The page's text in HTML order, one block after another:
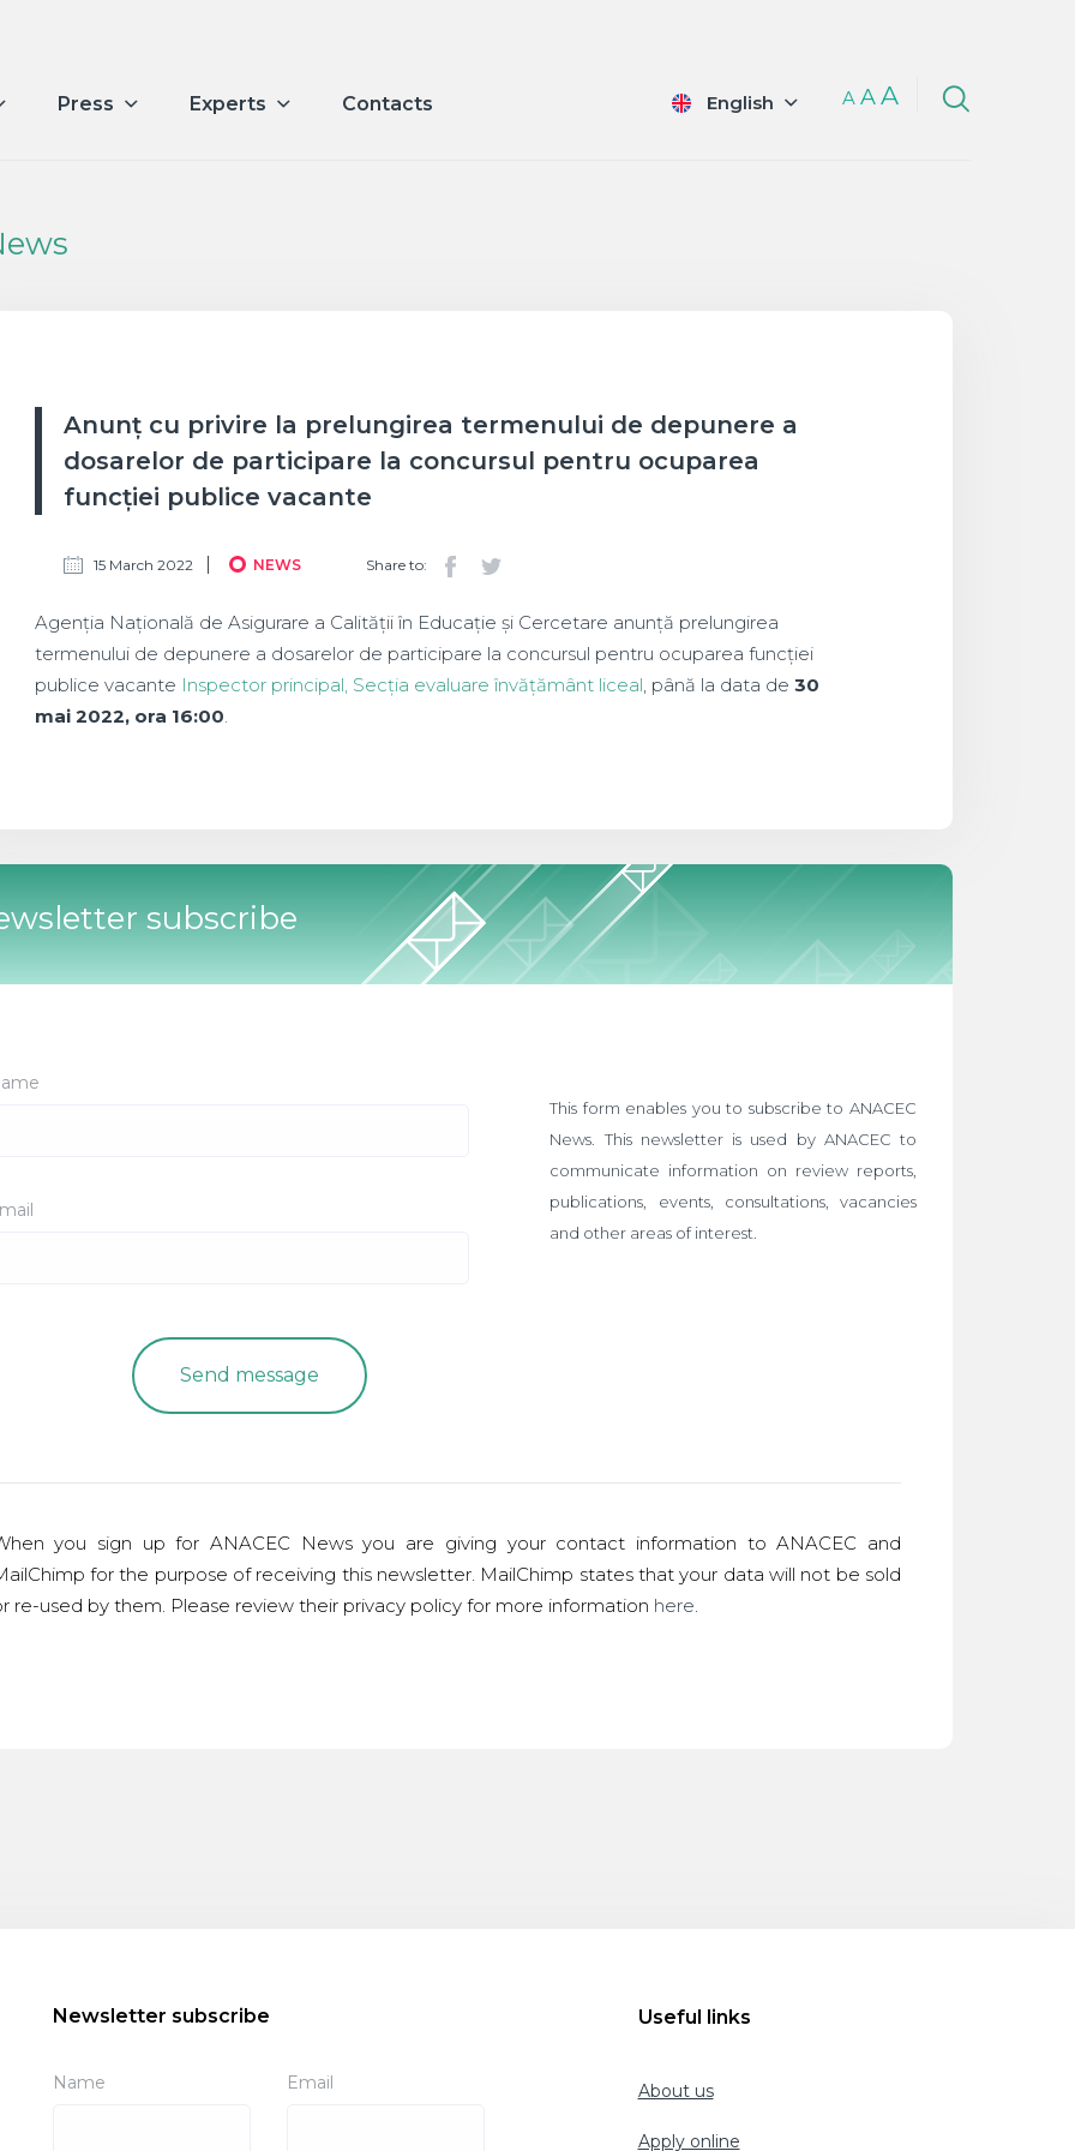
Press Experts Contacts A AA
English
Anunț cu privire la prelungirea termenului de depunere a
dosarelor de participare la concursul pentru ocuparea
funcției publice vacante
15 March 2022 NEWS Share to:
Agenția Națională de Asigurare a Calității în Educație și Cercetare anunță prelungirea
termenului de depunere a dosarelor de participare la concursul pentru ocuparea funcției
publice vacante Inspector principal, Secția evaluare învățământ liceal, până la data de 30
mai 2022, ora 16:00.
subscribe
This form enables you to subscribe to ANACEC
News. This newsletter is used by ANACEC to
communicate information on review reports,
publications, events, consultations, vacancies
and other areas of interest.
you sign up for ANACEC News you are giving your contact information to ANACEC and
for the purpose of receiving this newsletter. MailChimp states that your data will not be sold
re-used by them. Please review their privacy policy for more information here.
Newsletter subscribe
Name Email
Useful links
About us
Apply online